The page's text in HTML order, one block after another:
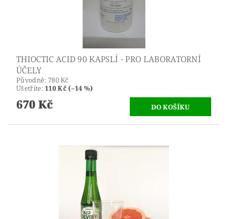
THIOCTIC ACID 90 KAPSLÍ - PRO LABORATORNÍ
ÚČELY
Původně: 780 Kč
Ušetříte:110 Kč (–14 %)
670 Kč